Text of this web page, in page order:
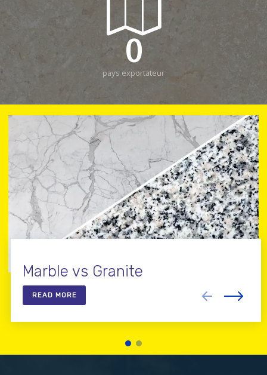
0
pays exportateur
Marble vs Granite
READ MORE